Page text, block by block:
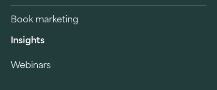
Book marketing
Insights
Webinars